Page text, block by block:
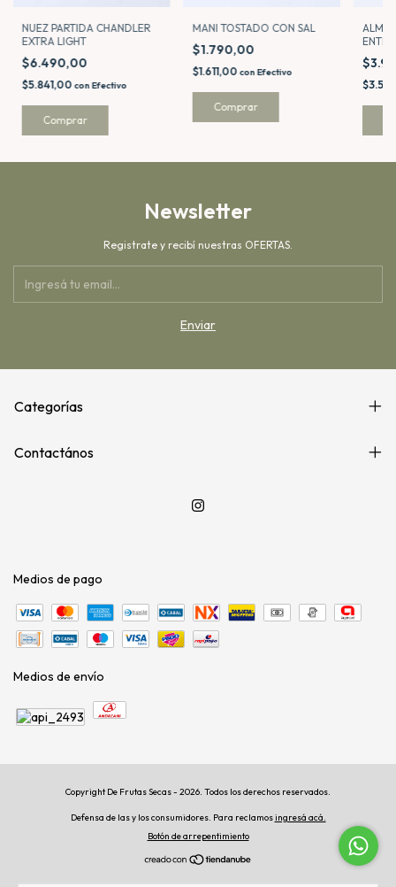
NUEZ PARTIDA CHANDLER
EXTRA LIGHT
$6.490,00
$5.841,00 con Efectivo
Comprar
MANI TOSTADO CON SAL
$1.790,00
$1.611,00 con Efectivo
Comprar
Newsletter
Registrate y recibí nuestras OFERTAS.
Categorías
Contactános
Medios de pago
Medios de envío
Copyright De Frutas Secas - 2026. Todos los derechos reservados.
Defensa de las y los consumidores. Para reclamosingresá acá.
Botón de arrepentimiento